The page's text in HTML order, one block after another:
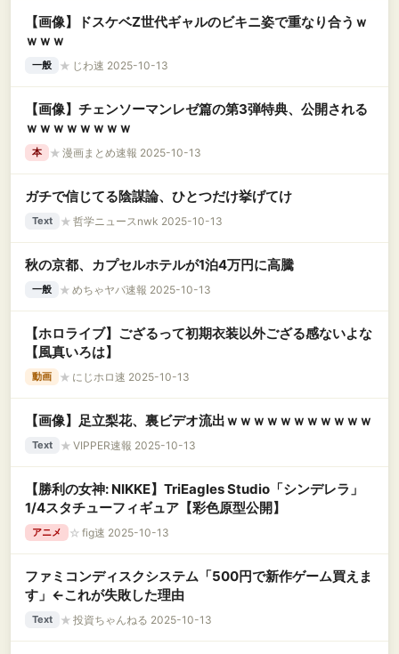
【画像】ドスケベZ世代ギャルのビキニ姿で重なり合うｗ
ｗｗｗ
一般 ★ じわ速 2025-10-13
【画像】チェンソーマンレゼ篇の第3弾特典、公開される
ｗｗｗｗｗｗｗｗ
本 ★ 漫画まとめ速報 2025-10-13
ガチで信じてる陰謀論、ひとつだけ挙げてけ
Text ★ 哲学ニュースnwk 2025-10-13
秋の京都、カプセルホテルが1泊4万円に高騰
一般 ★ めちゃヤバ速報 2025-10-13
【ホロライブ】ござるって初期衣装以外ござる感ないよな
【風真いろは】
動画 ★ にじホロ速 2025-10-13
【画像】足立梨花、裏ビデオ流出ｗｗｗｗｗｗｗｗｗｗｗ
Text ★ VIPPER速報 2025-10-13
【勝利の女神: NIKKE】TriEagles Studio「シンデレラ」
1/4スタチューフィギュア【彩色原型公開】
アニメ ☆ fig速 2025-10-13
ファミコンディスクシステム「500円で新作ゲーム買えま
す」←これが失敗した理由
Text ★ 投資ちゃんねる 2025-10-13